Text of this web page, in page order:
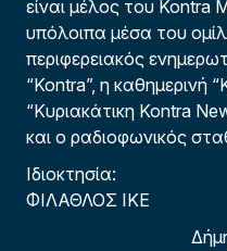
είναι μέλος του Kontra
υπόλοιπα μέσα του
περιφερειακός
“Kontra”, η καθημερινή
“Κυριακάτικη Kontra
και ο ραδιοφωνικός
Ιδιοκτησία:
ΦΙΛΑΘΛΟΣ ΙΚΕ